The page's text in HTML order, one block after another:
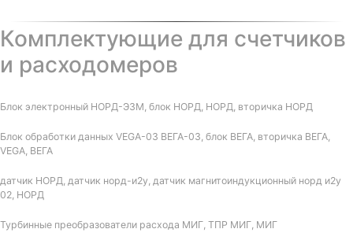
Комплектующие для счетчиков
и расходомеров
Блок электронный НОРД-Э3М, блок НОРД, НОРД, вторичка НОРД
Блок обработки данных VEGA-03 ВЕГА-03, блок ВЕГА, вторичка ВЕГА,
VEGA, ВЕГА
датчик НОРД, датчик норд-и2у, датчик магнитоиндукционный норд и2у
02, НОРД
Турбинные преобразователи расхода МИГ, ТПР МИГ, МИГ